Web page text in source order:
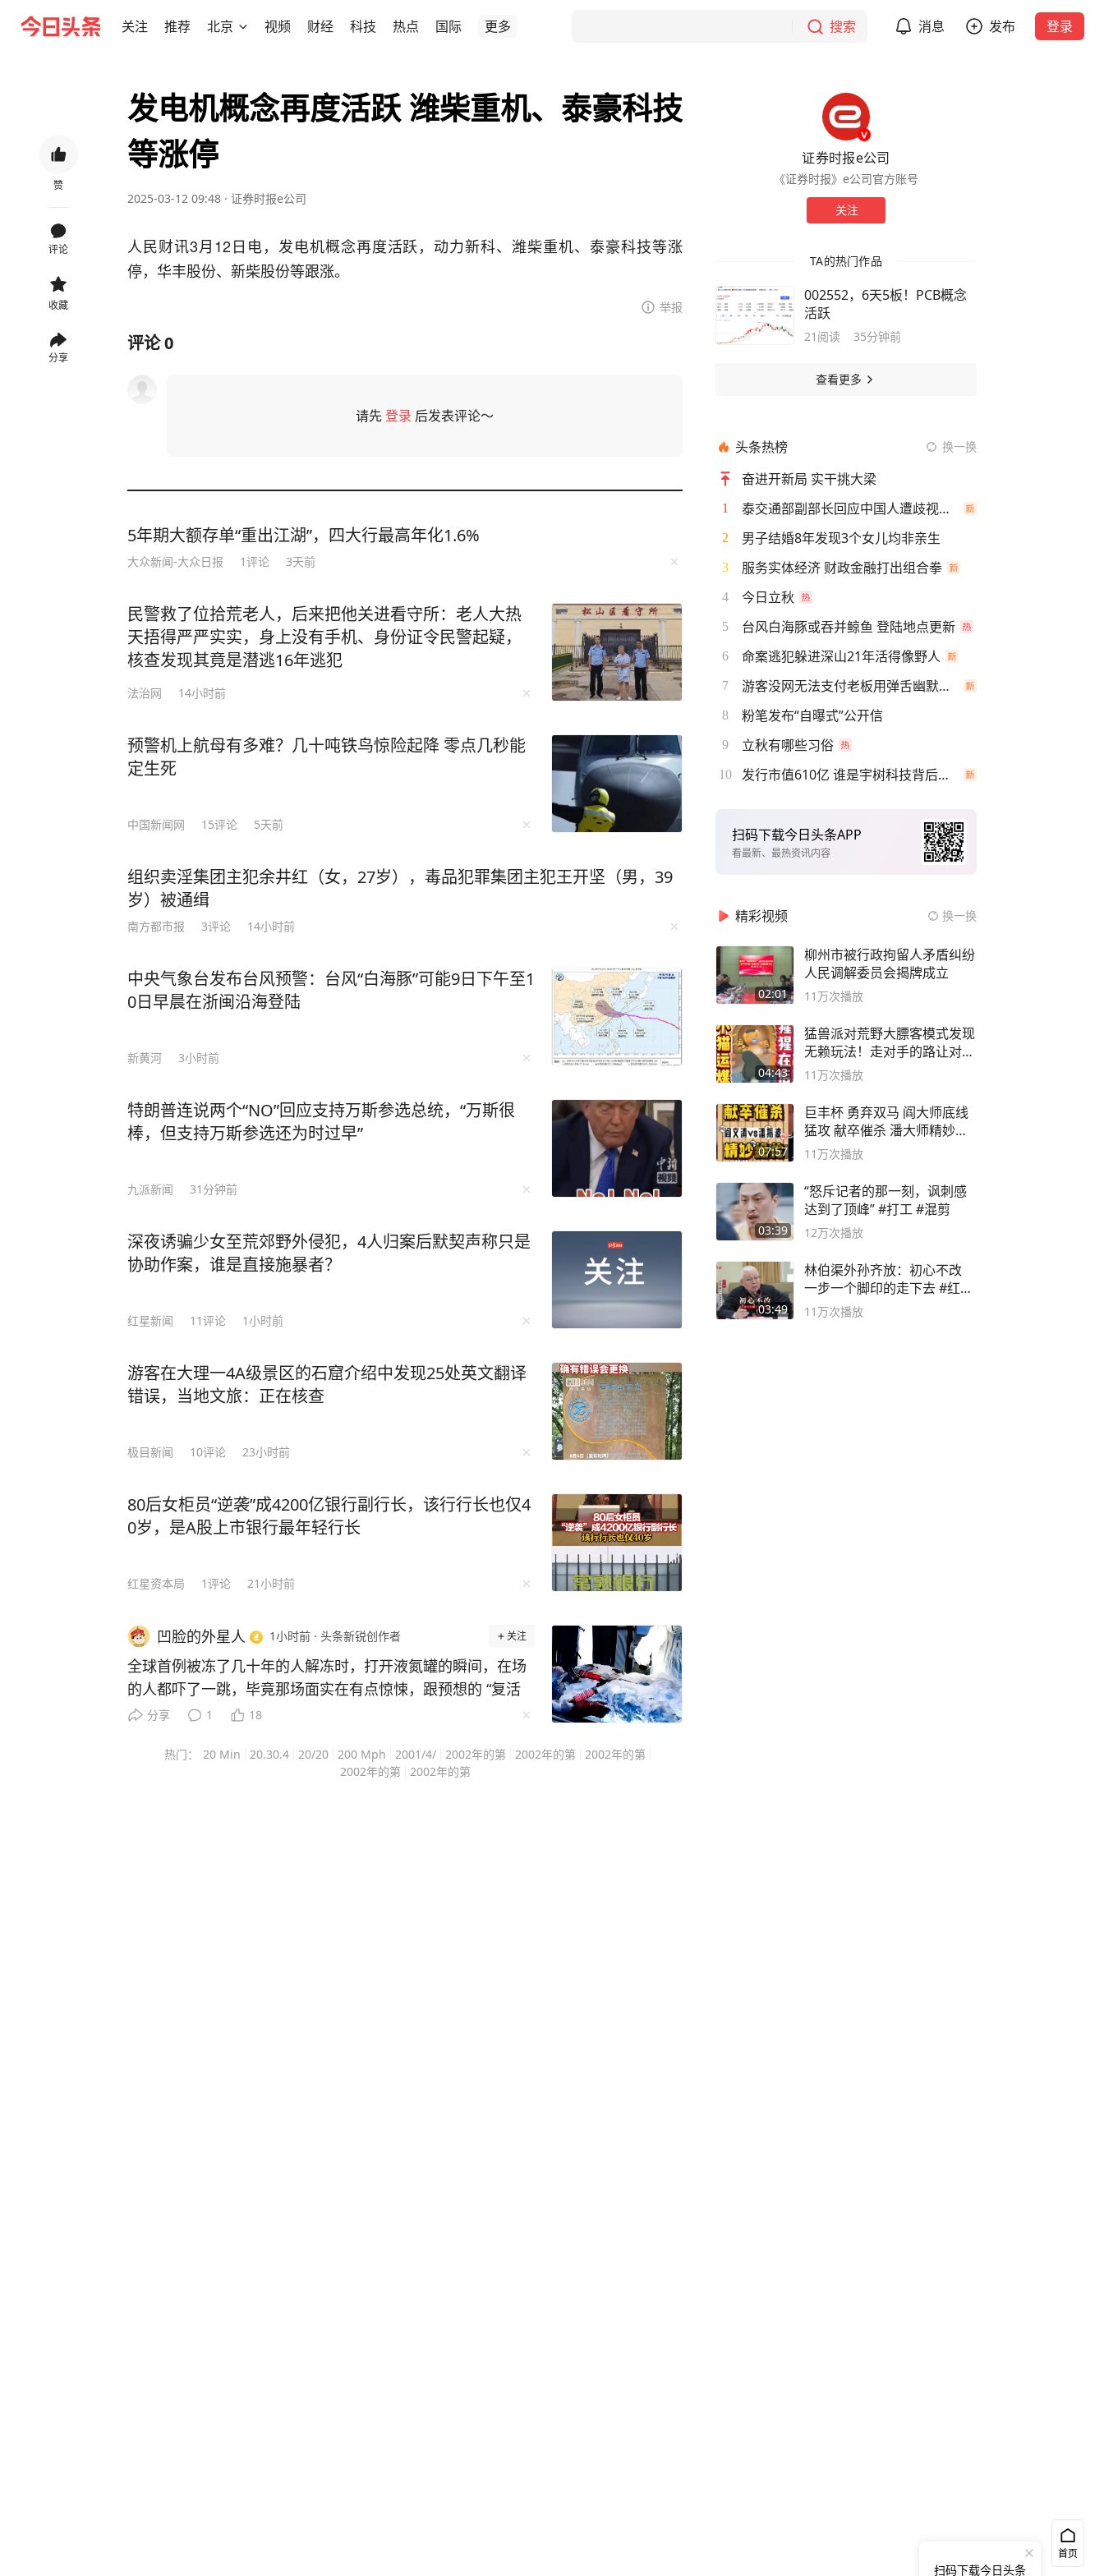
关注 推荐 北京 视频 财经 科技 热点 国际 更多 搜索 消息 发布 登录
赞
评论
收藏
分享
发电机概念再度活跃 潍柴重机、泰豪科技
等涨停
2025-03-12 09:48 · 证券时报e公司
人民财讯3月12日电，发电机概念再度活跃，动力新科、潍柴重机、泰豪科技等涨
停，华丰股份、新柴股份等跟涨。
举报
评论0
请先登录 后发表评论～
5年期大额存单“重出江湖”，四大行最高年化1.6%
大众新闻-大众日报 1评论 3天前
民警救了位拾荒老人，后来把他关进看守所：老人大热
天捂得严严实实，身上没有手机、身份证令民警起疑，
核查发现其竟是潜逃16年逃犯
法治网 14小时前
预警机上航母有多难？几十吨铁鸟惊险起降 零点几秒能
定生死
中国新闻网 15评论 5天前
组织卖淫集团主犯余井红（女，27岁），毒品犯罪集团主犯王开坚（男，39
岁）被通缉
南方都市报 3评论 14小时前
中央气象台发布台风预警：台风“白海豚”可能9日下午至1
0日早晨在浙闽沿海登陆
新黄河 3小时前
特朗普连说两个“NO”回应支持万斯参选总统，“万斯很
棒，但支持万斯参选还为时过早”
九派新闻 31分钟前
深夜诱骗少女至荒郊野外侵犯，4人归案后默契声称只是
协助作案，谁是直接施暴者？
红星新闻 11评论 1小时前
游客在大理一4A级景区的石窟介绍中发现25处英文翻译
错误，当地文旅：正在核查
极目新闻 10评论 23小时前
80后女柜员“逆袭”成4200亿银行副行长，该行行长也仅4
0岁，是A股上市银行最年轻行长
红星资本局 1评论 21小时前
凹脸的外星人 1小时前 · 头条新锐创作者 关注
全球首例被冻了几十年的人解冻时，打开液氮罐的瞬间，在场
的人都吓了一跳，毕竟那场面实在有点惊悚，跟预想的 “复活
奇迹” 差了十万八千里。 主要信源：（中国科技网——那年，
贝德福德因肾癌去世。 他没被埋葬，而是被放进零下196摄氏
度的液氮罐里，成为全球第一个接受人体冷冻的人。 到今天，
分享 1 18
热门： 20 Min 20.30.4 20/20 200 Mph 2001/4/ 2002年的第 2002年的第
2002年的第
2002年的第
2002年的第
证券时报e公司
《证券时报》e公司官方账号
关注
TA的热门作品
002552，6天5板！PCB概念
活跃
21 阅读 35分钟前
查看更多
头条热榜 换一换
奋进开新局 实干挑大梁
1 泰交通部副部长回应中国人遭歧视手势
2 男子结婚8年发现3个女儿均非亲生
3 服务实体经济 财政金融打出组合拳
4 今日立秋
5 台风白海豚或吞并鲸鱼 登陆地点更新
6 命案逃犯躲进深山21年活得像野人
7 游客没网无法支付老板用弹舌幽默化解
8 粉笔发布“自曝式”公开信
9 立秋有哪些习俗
10 发行市值610亿 谁是宇树科技背后赢家
扫码下载今日头条APP
看最新、最热资讯内容
精彩视频 换一换
02:01
柳州市被行政拘留人矛盾纠纷
人民调解委员会揭牌成立
11万次播放
04:43
猛兽派对荒野大膘客模式发现
无赖玩法！走对手的路让对手
无路可走
11万次播放
07:57
巨丰杯 勇弃双马 阎大师底线
猛攻 献卒催杀 潘大师精妙入
局
11万次播放
03:39
“怒斥记者的那一刻，讽刺感
达到了顶峰” #打工 #混剪
12万次播放
03:49
林伯渠外孙齐放：初心不改
一步一个脚印的走下去 #红船
论坛
11万次播放
首页
扫码下载今日头条